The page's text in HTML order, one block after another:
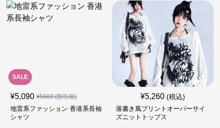
SALE
¥5,090 ¥5660(割引前)
地雷系ファッション 香港系長袖
シャツ
¥5,260 (税込)
落書き風プリントオーバーサイ
ズニットトップス